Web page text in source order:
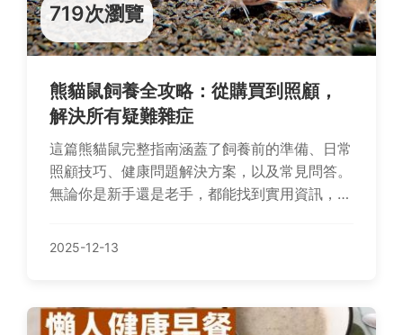
719次瀏覽
熊貓鼠飼養全攻略：從購買到照顧，
解決所有疑難雜症
這篇熊貓鼠完整指南涵蓋了飼養前的準備、日常
照顧技巧、健康問題解決方案，以及常見問答。
無論你是新手還是老手，都能找到實用資訊，包
輕鬆養好熊貓鼠。
2025-12-13